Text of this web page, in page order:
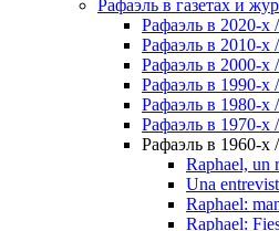
Рафаэль в газетах и
Рафаэль в 2020-х
Рафаэль в 2010-х
Рафаэль в 2000-х
Рафаэль в 1990-х
Рафаэль в 1980-х
Рафаэль в 1970-х
Рафаэль в 1960-х
Raphael, un
Una
Raphael:
Raphael: